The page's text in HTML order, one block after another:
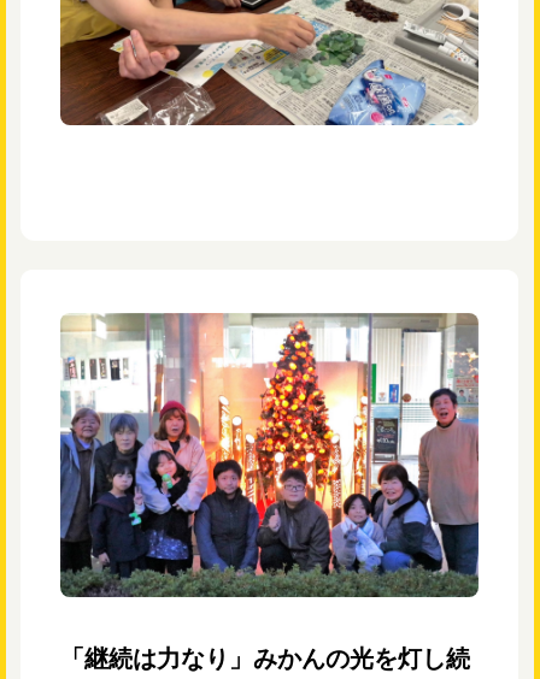
「継続は力なり」みかんの光を灯し続